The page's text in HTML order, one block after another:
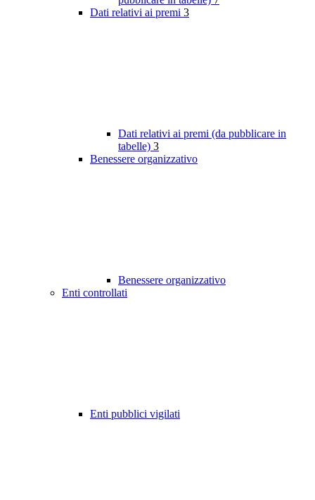
Dati relativi ai premi 3
Dati relativi ai premi (da pubblicare in
tabelle) 3
Benessere organizzativo
Benessere organizzativo
Enti controllati
Enti pubblici vigilati